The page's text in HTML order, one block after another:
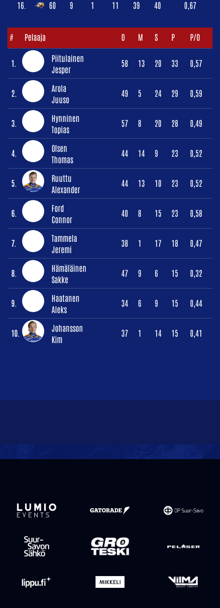
16. 60 9 1 11 39 40 0,67
# Pelaaja O M S P P/O
1.
Piitulainen
Jesper
58 13 20 33 0,57
2.
Arola
Juuso
49 5 24 29 0,59
3.
Hynninen
Topias
57 8 20 28 0,49
4.
Olsen
Thomas
44 14 9 23 0,52
5.
Ruuttu
Alexander
44 13 10 23 0,52
6.
Ford
Connor
40 8 15 23 0,58
7.
Tammela
Jeremi
38 1 17 18 0,47
8.
Hämäläinen
Sakke
47 9 6 15 0,32
9.
Haatanen
Aleks
34 6 9 15 0,44
10.
Johansson
Kim
37 1 14 15 0,41